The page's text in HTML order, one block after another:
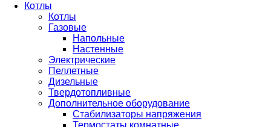
Котлы
Котлы
Газовые
Напольные
Настенные
Электрические
Пеллетные
Дизельные
Твердотопливные
Дополнительное оборудование
Стабилизаторы напряжения